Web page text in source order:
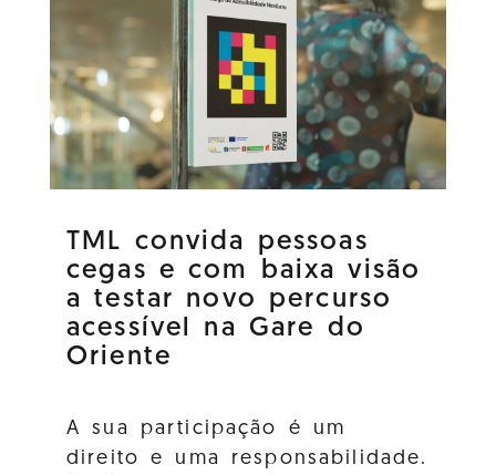
TML convida pessoas
cegas e com baixa visão
a testar novo percurso
acessível na Gare do
Oriente
A sua participação é um
direito e uma responsabilidade.